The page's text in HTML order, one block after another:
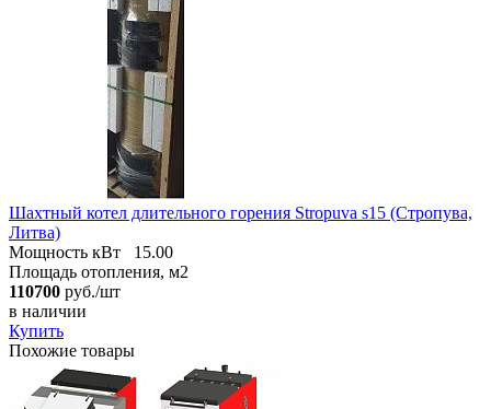
Шахтный котел длительного горения Stropuva s15 (Стропува,
Литва)
Мощность кВт
15.00
Площадь отопления, м2
110700 руб./шт
в наличии
Купить
Похожие товары